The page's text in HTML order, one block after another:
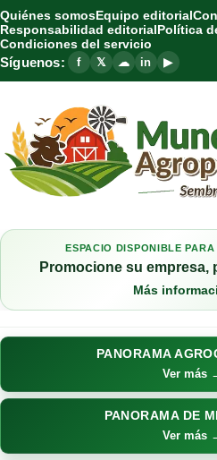
Quiénes somosEquipo editorial
Responsabilidad editorialPolítica
Condiciones del servicio
Síguenos: f 𝕏 ☁ in ▶
ESPACIO DISPONIBLE
Promocione su
Más
PANORAMA
Ver más
PANORAMA DE
Ver más